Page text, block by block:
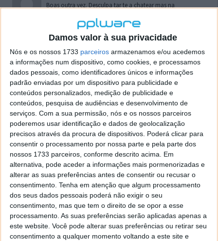
Damos valor à sua privacidade
Nós e os nossos 1733 parceiros armazenamos e/ou acedemos
a informações num dispositivo, como cookies, e processamos
dados pessoais, como identificadores únicos e informações
padrão enviadas por um dispositivo para publicidade e
conteúdos personalizados, medição de publicidade e
conteúdos, pesquisa de audiências e desenvolvimento de
serviços. Com a sua permissão, nós e os nossos parceiros
poderemos usar identificação e dados de geolocalização
precisos através da procura de dispositivos. Poderá clicar para
consentir o processamento por nossa parte e pela parte dos
nossos 1733 parceiros, conforme descrito acima. Em
alternativa, pode aceder a informações mais pormenorizadas e
alterar as suas preferências antes de consentir ou recusar o
consentimento. Tenha em atenção que algum processamento
dos seus dados pessoais poderá não exigir o seu
consentimento, mas que tem o direito de se opor a esse
processamento. As suas preferências serão aplicadas apenas a
este website. Você pode alterar suas preferências ou retirar seu
consentimento a qualquer momento voltando a este site e
Boas outra vez. Desculpa tar te a chatear mas na
o firefox como browser predefenido
de control tudo e nada. Tou a comecar a desesperar, ate ja
tentei apagar o explorer na tentativa de forçar o uso do
firefox mas em vao. Kaso te lembres de outra dica fico
agradecido, caso contrario obrigado a mesma
Responder
Vítor M.
7 de Novembro de 2005 às 01:39
@Reporter
Desculpa mas o link funciona. Seja como for segue por mail
o MSn Messenger 8.
Responder
Vítor M.
7 de Novembro de 2005 às 11:21
@Rui
Tens de encontrar o que te falei. Faz da seguinte maneira,
janela iniciar e no topo dessa janela com o botão direito do
rato faz propriedades. Depois no separador Menu ‘Iniciar’
clica no botão ‘Personalizar’ aí encontrarás no separador
geral a opção para escolheres o Browser com que queres